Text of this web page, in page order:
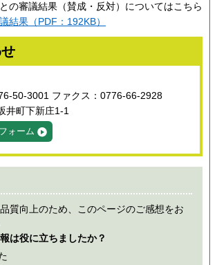
の審議結果（賛成・反対）についてはこちら
結果（PDF：192KB）
50-3001 ファクス：0776-66-2928
井町下新庄1-1
ォーム
質向上のため、このページのご感想をお
は役に立ちましたか？